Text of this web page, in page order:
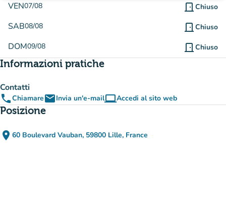
VEN07/08 door_front Chiuso
SAB08/08 door_front Chiuso
DOM09/08 door_front Chiuso
Informazioni pratiche
Contatti
phoneChiamareemailInvia un'e-mailcomputerAccedi al sito web
(nuova scheda)
Posizione
place 60 Boulevard Vauban, 59800 Lille, France
(apri in Google Maps)
(nuova scheda)